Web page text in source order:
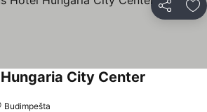
Deli
City Center
Budimpešta